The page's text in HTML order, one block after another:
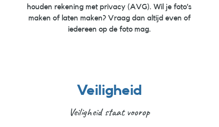
houden rekening met privacy (AVG). Wil je foto’s
maken of laten maken? Vraag dan altijd even of
iedereen op de foto mag.
Veiligheid
Veiligheid staat voorop